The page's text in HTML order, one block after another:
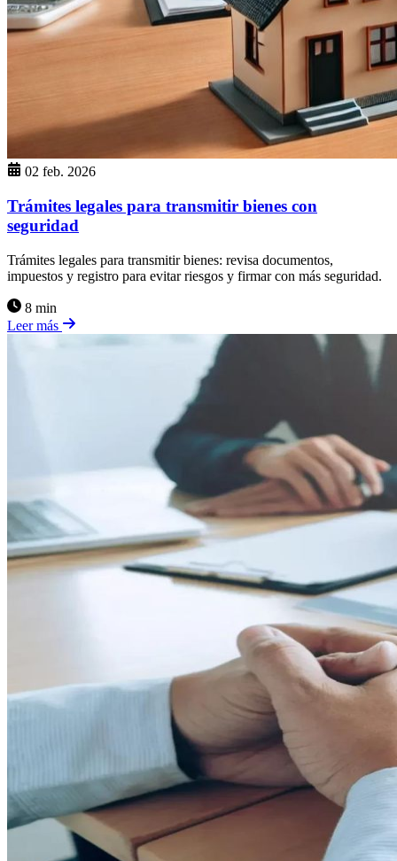
02 feb. 2026
Trámites legales para transmitir bienes con
seguridad
Trámites legales para transmitir bienes: revisa documentos,
impuestos y registro para evitar riesgos y firmar con más seguridad.
8 min
Leer más